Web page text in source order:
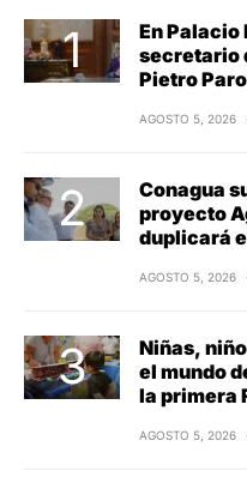
En
secretario
Pietro
AGOSTO 5, 2026
Conagua
proyecto
duplicará
AGOSTO 5, 2026
Niñas,
el mundo
la primera
AGOSTO 5, 2026